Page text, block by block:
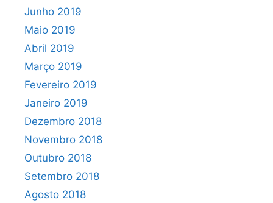
Junho 2019
Maio 2019
Abril 2019
Março 2019
Fevereiro 2019
Janeiro 2019
Dezembro 2018
Novembro 2018
Outubro 2018
Setembro 2018
Agosto 2018